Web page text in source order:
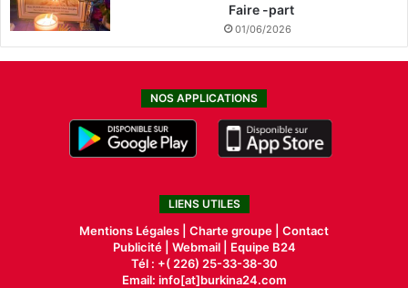
Faire -part
01/06/2026
NOS APPLICATIONS
LIENS UTILES
Mentions Légales | Charte groupe | Contact
Publicité| Webmail |
Equipe B24
Tél : +( 226) 25-33-38-30
Email: info[at]burkina24.com